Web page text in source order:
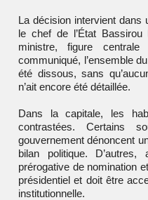
La décision intervient dans
le chef de l’État Bassirou
ministre, figure
communiqué, l’ensemble
été dissous, sans
n’ait encore été détaillée.
Dans la capitale, les
contrastées. Certains
gouvernement dénoncent
bilan politique.
prérogative de nomination
présidentiel et doit être
institutionnelle.